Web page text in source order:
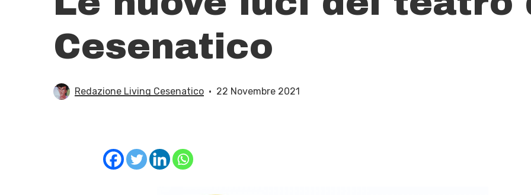
Cesenatico
Redazione Living Cesenatico 22 Novembre 2021